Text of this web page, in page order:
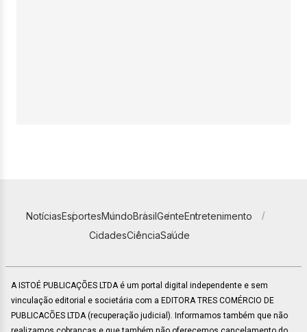
NotíciasEsportesMundoBrasilGenteEntretenimento
CidadesCiênciaSaúde
A ISTOÉ PUBLICAÇÕES LTDA é um portal digital independente e sem
vinculação editorial e societária com a EDITORA TRES COMÉRCIO DE
PUBLICACÕES LTDA (recuperação judicial). Informamos também que não